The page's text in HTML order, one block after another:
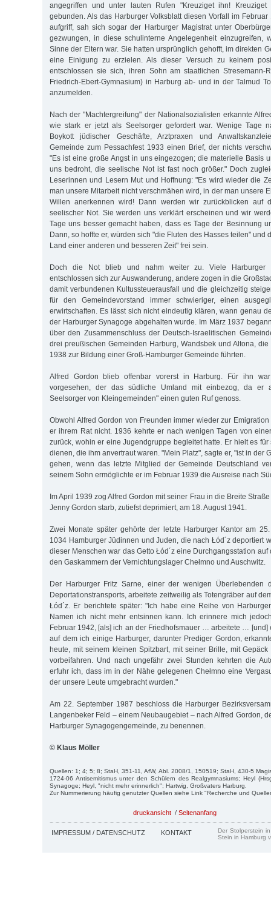
angegriffen und unter lauten Rufen "Kreuziget ihn!
gebunden. Als das Harburger Volksblatt diesen Vor­fall im
aufgriff, sah sich sogar der Harburger Magistrat unter
gezwungen, in diese schulinterne Angelegenheit einzugreifen,
Sinne der Eltern war. Sie hatten ursprünglich gehofft, im direkten
eine Einigung zu erzielen. Als dieser Versuch zu keinem
entschlossen sie sich, ihren Sohn am staatlichen Stresemann-
Friedrich-Ebert-Gymnasium) in Harburg ab- und in der Talmud
anzumelden.
Nach der "Machtergreifung" der Nationalsozialisten erkannte
wie stark er jetzt als Seelsorger gefordert war. Wenige Tage
Boykott jüdischer Geschäfte, Arztpraxen und
Gemeinde zum Pessachfest 1933 einen Brief, der nichts
"Es ist eine große Angst in uns eingezogen; die materielle Basis
uns bedroht, die seelische Not ist fast noch größer." Doch
Leserinnen und Lesern Mut und Hoffnung: "Es wird wieder die
man unsere Mitarbeit nicht verschmähen wird, in der man unsere
Willen anerkennen wird! Dann werden wir zurückblicken auf
seelischer Not. Sie werden uns verklärt erscheinen und wir
Tage uns besser gemacht haben, dass es Tage der Besinnung
Dann, so hoffte er, würden sich "die Fluten des Hasses teilen" und
Land einer anderen und besseren Zeit" frei sein.
Doch die Not blieb und nahm weiter zu. Viele Harburger
entschlossen sich zur Auswanderung, andere zogen in die
damit verbundenen Kultussteuerausfall und die gleichzeitig
für den Gemeindevorstand immer schwieriger, einen
erwirtschaften. Es lässt sich nicht eindeutig klären, wann genau
der Harburger Synagoge abgehalten wurde. Im März 1937
über den Zusammenschluss der Deutsch-Israe­litischen
drei preußischen Gemeinden Harburg, Wandsbek und Altona,
1938 zur Bildung einer Groß-Hamburger Gemeinde führten.
Alfred Gordon blieb offenbar vorerst in Harburg. Für ihn war
vorgesehen, der das südliche Umland mit einbezog, da er
Seelsorger von Klein­gemeinden" einen guten Ruf genoss.
Obwohl Alfred Gordon von Freunden immer wieder zur
er ihrem Rat nicht. 1936 kehrte er nach wenigen Tagen von
zurück, wohin er eine Jugendgruppe begleitet hatte. Er hielt es
dienen, die ihm anvertraut waren. "Mein Platz", sagte er, "ist in der
gehen, wenn das letzte Mitglied der Gemeinde Deutschland
seinem Sohn ermöglichte er im Februar 1939 die Ausreise nach
Im April 1939 zog Alfred Gordon mit seiner Frau in die Breite
Jenny Gordon starb, zutiefst deprimiert, am 18. August 1941.
Zwei Monate später gehörte der letzte Harburger Kantor am
1034 Hamburger Jüdinnen und Juden, die nach Łód´z deportiert
dieser Menschen war das Getto Łód´z eine Durchgangsstation auf
den Gaskammern der Vernichtungslager Chełmno und Auschwitz.
Der Harburger Fritz Sarne, einer der wenigen Überlebenden
Deportationstransports, arbeitete zeitweilig als Totengräber auf
Łód´z. Er berichtete später: "Ich habe eine Reihe von
Namen ich nicht mehr entsinnen kann. Ich erinnere mich
Februar 1942, [als] ich an der Friedhofsmauer … arbeitete … [und]
auf dem ich einige Harburger, darunter Prediger Gordon,
heute, mit seinem kleinen Spitzbart, mit seiner Brille, mit Gepäck
vorbeifahren. Und nach ungefähr zwei Stunden kehrten die
erfuhr ich, dass im in der Nähe gelegenen Chełmno eine
der unsere Leute umgebracht wurden."
Am 22. September 1987 beschloss die Harburger
Langenbeker Feld – einem Neubaugebiet – nach Alfred Gordon,
Harburger Synagogengemeinde, zu benennen.
© Klaus Möller
Quellen: 1; 4; 5; 8; StaH, 351-11, AfW, Abl. 2008/1, 150519; StaH, 430-5
1724-06 Antisemitismus unter den Schülern des Realgymnasiums; Heyl
Synagoge; Heyl, "nicht mehr erinnerlich"; Hartwig, Großvaters Harburg.
Zur Nummerierung häufig genutzter Quellen siehe Link "Recherche und
druckansicht / Seitenanfang
IMPRESSUM / DATENSCHUTZ KONTAKT
Der Stolperstein
Stein in Hamburg